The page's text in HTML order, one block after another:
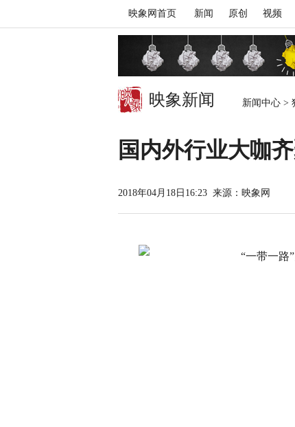
映象网首页 新闻 原创 视频
映象新闻 新闻中心 >
国内外行业大咖
2018年04月18日16:23 来源：映象网